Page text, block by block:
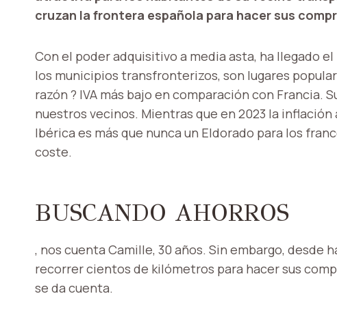
cruzan la frontera española para hacer sus
Con el poder adquisitivo a media asta, ha llegado
los municipios transfronterizos, son lugares
razón ? IVA más bajo en comparación con
nuestros vecinos. Mientras que en 2023 la
Ibérica es más que nunca un Eldorado para los
coste.
BUSCANDO AHORROS
, nos cuenta Camille, 30 años. Sin embargo, desde
recorrer cientos de kilómetros para hacer sus
se da cuenta.